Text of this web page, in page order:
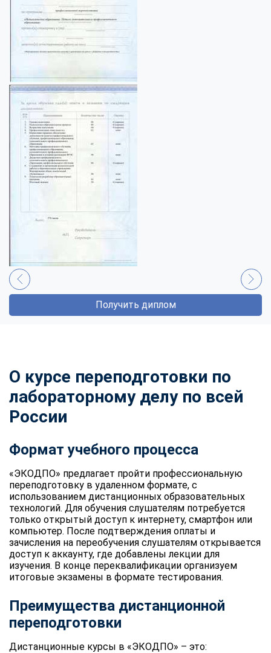
Получить диплом
О курсе переподготовки по
лабораторному делу по всей
России
Формат учебного процесса
«ЭКОДПО» предлагает пройти профессиональную
переподготовку в удаленном формате, с
использованием дистанционных образовательных
технологий. Для обучения слушателям потребуется
только открытый доступ к интернету, смартфон или
компьютер. После подтверждения оплаты и
зачисления на переобучения слушателям открывается
доступ к аккаунту, где добавлены лекции для
изучения. В конце переквалификации организуем
итоговые экзамены в формате тестирования.
Преимущества дистанционной
переподготовки
Дистанционные курсы в «ЭКОДПО» – это: